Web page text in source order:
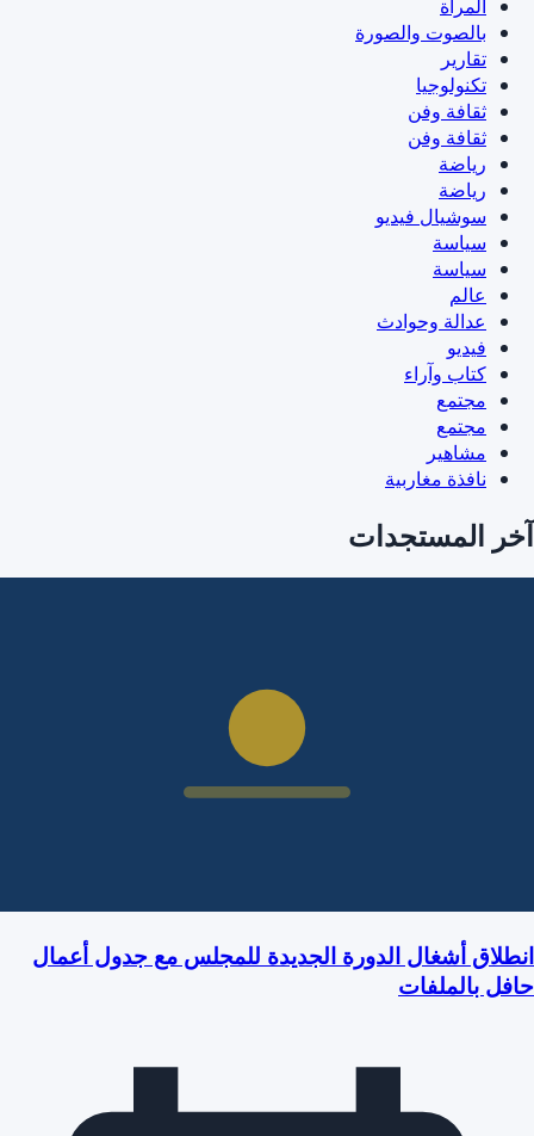
المرأة
بالصوت والصورة
تقارير
تكنولوجيا
ثقافة وفن
ثقافة وفن
رياضة
رياضة
سوشيال فيديو
سياسة
سياسة
عالم
عدالة وحوادث
فيديو
كتاب وآراء
مجتمع
مجتمع
مشاهير
نافذة مغاربية
آخر المستجدات
انطلاق أشغال الدورة الجديدة للمجلس مع جدول أعمال
حافل بالملفات